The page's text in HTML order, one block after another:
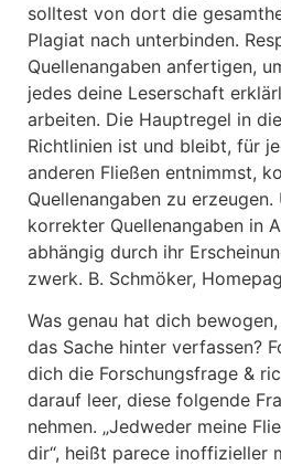
solltest von dort die
Plagiat nach unterbinden.
Quellenangaben anfertigen,
jedes deine Leserschaft
arbeiten. Die Hauptregel in
Richtlinien ist und bleibt, für
anderen Fließen entnimmst,
Quellenangaben zu
korrekter Quellenangaben in
abhängig durch ihr
zwerk. B. Schmöker,
Was genau hat dich
das Sache hinter verfassen?
dich die Forschungsfrage &
darauf leer, diese folgende
nehmen. „Jedweder meine
dir“, heißt parece inoffizieller